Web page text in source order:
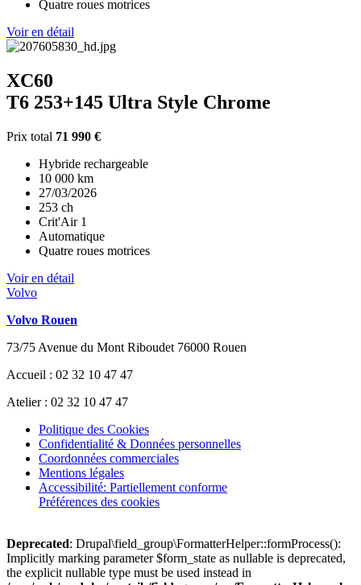
Quatre roues motrices
Voir en détail
XC60
T6 253+145 Ultra Style Chrome
Prix total 71 990 €
Hybride rechargeable
10 000 km
27/03/2026
253 ch
Crit'Air 1
Automatique
Quatre roues motrices
Voir en détail
Volvo
Volvo Rouen
73/75 Avenue du Mont Riboudet 76000 Rouen
Accueil : 02 32 10 47 47
Atelier : 02 32 10 47 47
Politique des Cookies
Confidentialité & Données personnelles
Coordonnées commerciales
Mentions légales
Accessibilité: Partiellement conforme
Préférences des cookies
Deprecated: Drupal\field_group\FormatterHelper::formProcess():
Implicitly marking parameter $form_state as nullable is deprecated,
the explicit nullable type must be used instead in